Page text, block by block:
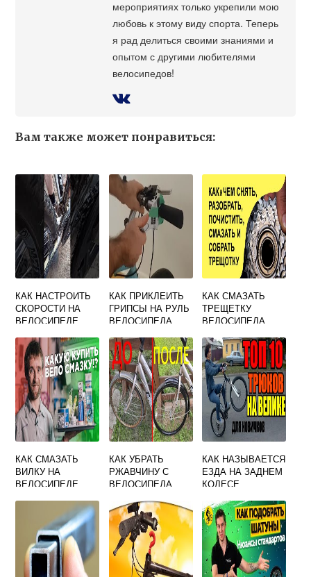
мероприятиях только укрепили мою
любовь к этому виду спорта. Теперь
я рад делиться своими знаниями и
опытом с другими любителями
велосипедов!
Вам также может понравиться:
КАК НАСТРОИТЬ
СКОРОСТИ НА
ВЕЛОСИПЕДЕ
КАК ПРИКЛЕИТЬ
ГРИПСЫ НА РУЛЬ
ВЕЛОСИПЕДА
КАК СМАЗАТЬ
ТРЕЩЕТКУ
ВЕЛОСИПЕДА
КАК СМАЗАТЬ
ВИЛКУ НА
ВЕЛОСИПЕДЕ
КАК УБРАТЬ
РЖАВЧИНУ С
ВЕЛОСИПЕДА
КАК НАЗЫВАЕТСЯ
ЕЗДА НА ЗАДНЕМ
КОЛЕСЕ